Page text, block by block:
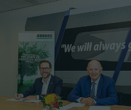
登录
合作伙伴门户网站
客户门户登陆
China | 中文简体